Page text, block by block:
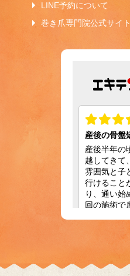
LINE予約について
巻き爪専門院公式サイト